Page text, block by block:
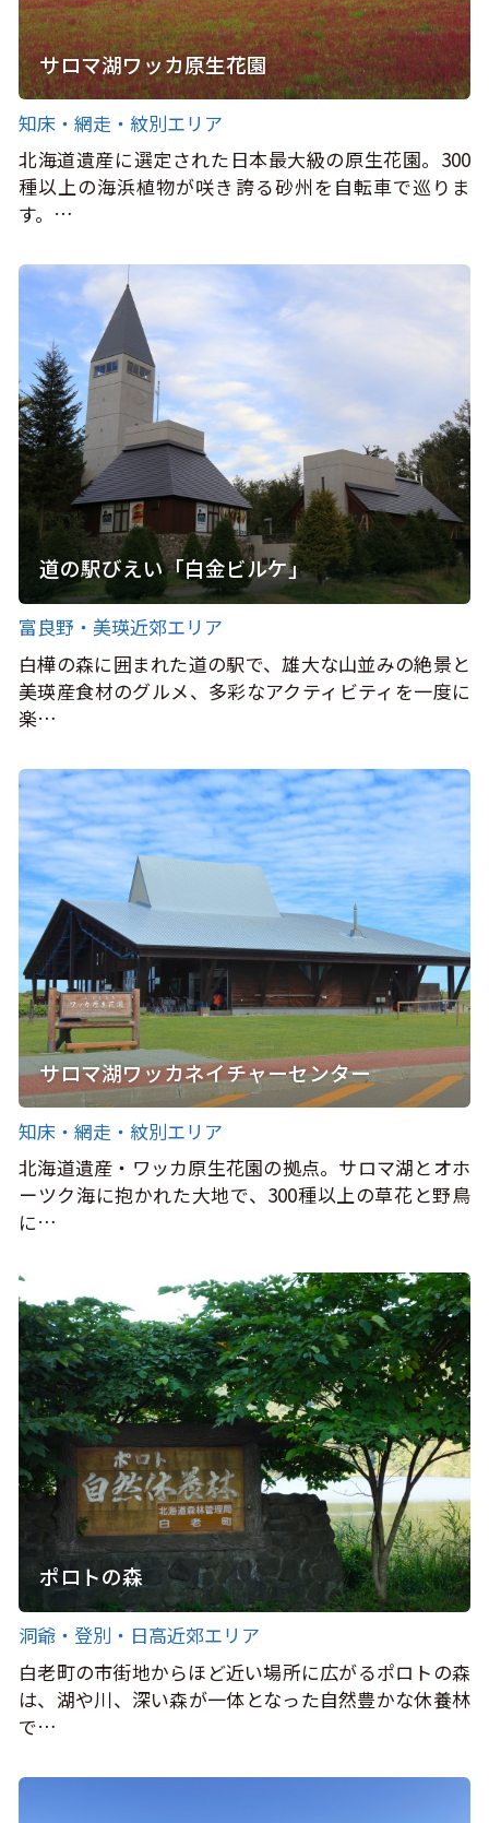
サロマ湖ワッカ原生花園
知床・網走・紋別エリア
北海道遺産に選定された日本最大級の原生花園。300
種以上の海浜植物が咲き誇る砂州を自転車で巡りま
す。…
道の駅びえい「白金ビルケ」
富良野・美瑛近郊エリア
白樺の森に囲まれた道の駅で、雄大な山並みの絶景と
美瑛産食材のグルメ、多彩なアクティビティを一度に
楽…
サロマ湖ワッカネイチャーセンター
知床・網走・紋別エリア
北海道遺産・ワッカ原生花園の拠点。サロマ湖とオホ
ーツク海に抱かれた大地で、300種以上の草花と野鳥
に…
ポロトの森
洞爺・登別・日高近郊エリア
白老町の市街地からほど近い場所に広がるポロトの森
は、湖や川、深い森が一体となった自然豊かな休養林
で…